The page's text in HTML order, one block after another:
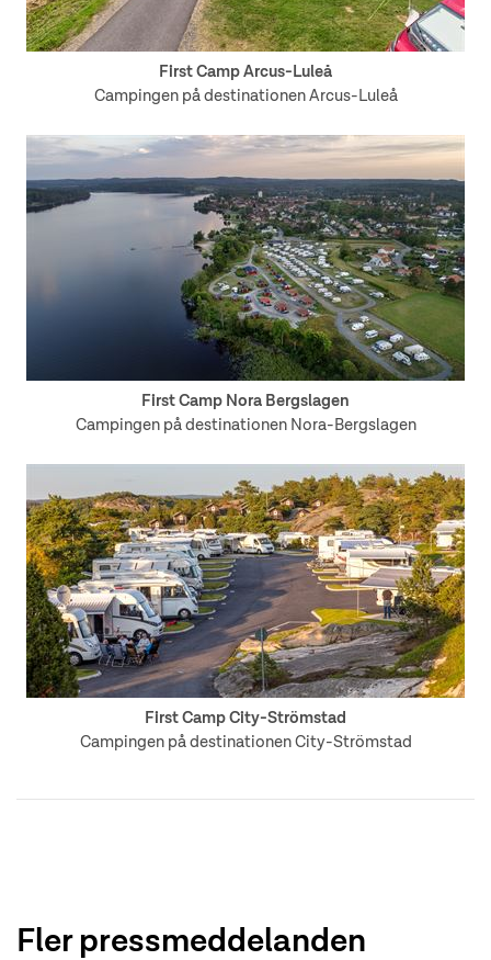
First Camp Arcus-Luleå
Campingen på destinationen Arcus-Luleå
First Camp Nora Bergslagen
Campingen på destinationen Nora-Bergslagen
First Camp City-Strömstad
Campingen på destinationen City-Strömstad
Fler pressmeddelanden